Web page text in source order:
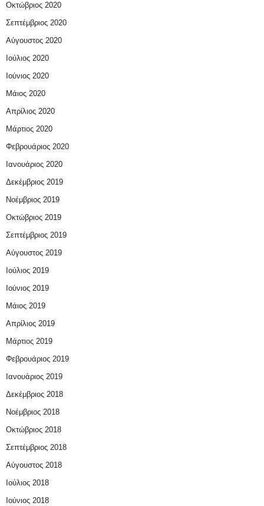
Οκτώβριος 2020
Σεπτέμβριος 2020
Αύγουστος 2020
Ιούλιος 2020
Ιούνιος 2020
Μάιος 2020
Απρίλιος 2020
Μάρτιος 2020
Φεβρουάριος 2020
Ιανουάριος 2020
Δεκέμβριος 2019
Νοέμβριος 2019
Οκτώβριος 2019
Σεπτέμβριος 2019
Αύγουστος 2019
Ιούλιος 2019
Ιούνιος 2019
Μάιος 2019
Απρίλιος 2019
Μάρτιος 2019
Φεβρουάριος 2019
Ιανουάριος 2019
Δεκέμβριος 2018
Νοέμβριος 2018
Οκτώβριος 2018
Σεπτέμβριος 2018
Αύγουστος 2018
Ιούλιος 2018
Ιούνιος 2018